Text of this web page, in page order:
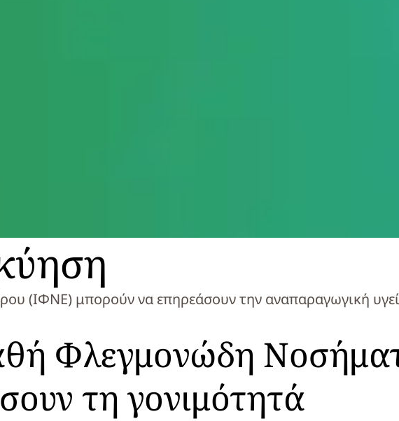
(ΙΦΝΕ) μπορούν να επηρεάσουν την αναπαραγωγική
Φλεγμονώδη
τη γονιμότητά